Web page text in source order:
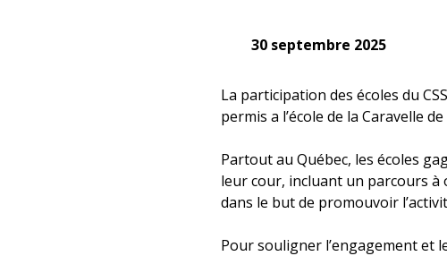
30 septembre 2025
La participation des écoles du
permis a l’école de la Caravelle
Partout au Québec, les écoles
leur cour, incluant un parcours
dans le but de promouvoir
Pour souligner l’engagement et